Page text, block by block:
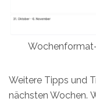
Weitere Tipps und
nächsten Wochen.